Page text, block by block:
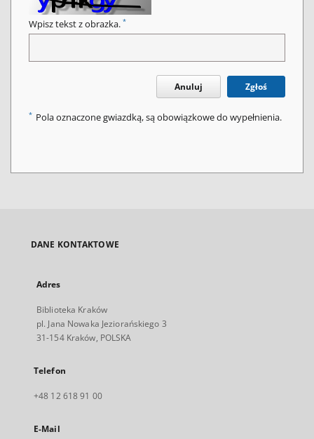
Wpisz tekst z obrazka. *
Anuluj Zgłoś
* Pola oznaczone gwiazdką, są obowiązkowe do wypełnienia.
DANE KONTAKTOWE
Adres
Biblioteka Kraków
pl. Jana Nowaka Jeziorańskiego 3
31-154 Kraków, POLSKA
Telefon
+48 12 618 91 00
E-Mail